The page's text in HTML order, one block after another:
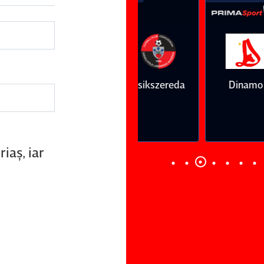
iar
Farul
Vs
Dinamo FC